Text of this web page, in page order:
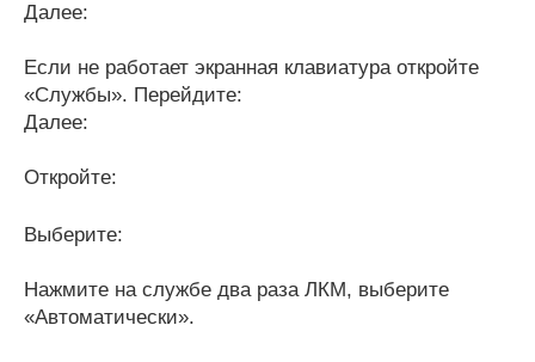
Далее:
Если не работает экранная клавиатура откройте
«Службы». Перейдите:
Далее:
Откройте:
Выберите:
Нажмите на службе два раза ЛКМ, выберите
«Автоматически».